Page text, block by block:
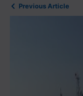
Previous Article